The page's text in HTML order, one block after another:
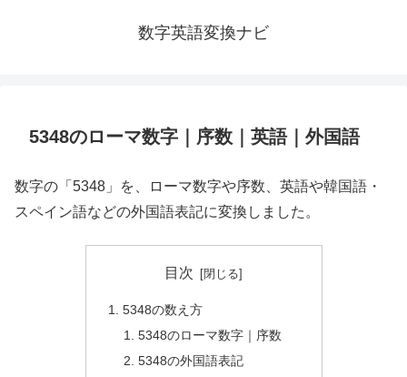
数字英語変換ナビ
5348のローマ数字｜序数｜英語｜外国語
数字の「5348」を、ローマ数字や序数、英語や韓国語・
スペイン語などの外国語表記に変換しました。
目次
5348の数え方
5348のローマ数字｜序数
5348の外国語表記